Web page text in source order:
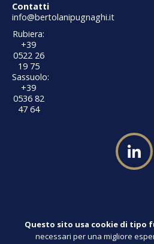
Contatti
info@bertolanipugnaghi.it
Rubiera:
+39
0522 26
19 75
Sassuolo:
+39
0536 82
47 64
© 2026 Bertolani &
Questo sito usa cookie di tipo
necessari per una migliore